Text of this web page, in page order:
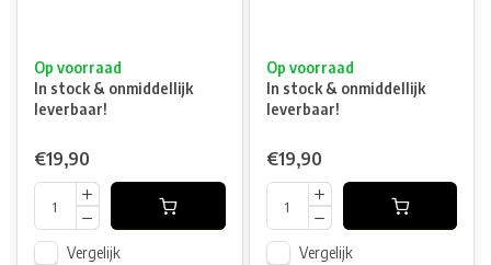
Op voorraad
In stock & onmiddellijk
leverbaar!
€19,90
Vergelijk
Op voorraad
In stock & onmiddellijk
leverbaar!
€19,90
Vergelijk